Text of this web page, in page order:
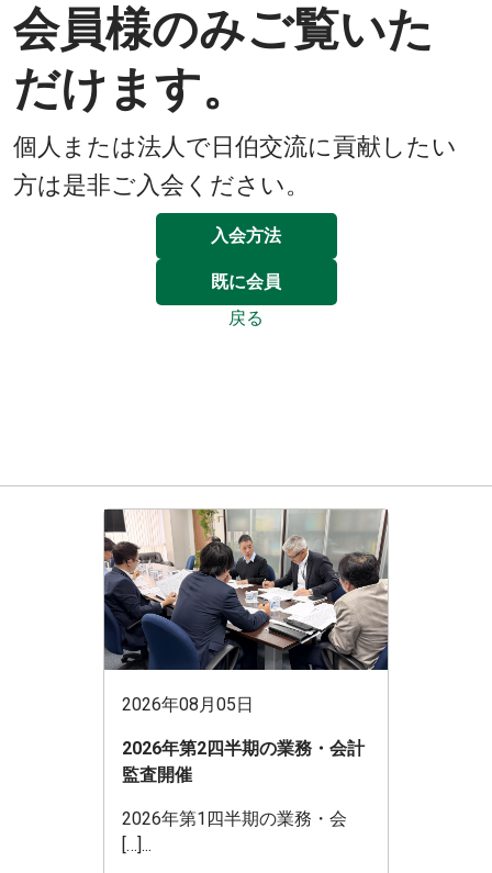
会員様のみご覧いた
だけます。
個人または法人で日伯交流に貢献したい
方は是非ご入会ください。
入会方法
既に会員
戻る
2026年08月05日
2026年第2四半期の業務・会計
監査開催
2026年第1四半期の業務・会
[…]...